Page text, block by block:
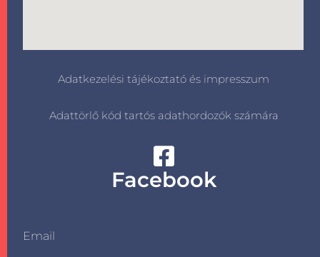
Adatkezelési tájékoztató és impresszum
Adattörlő kód tartós adathordozók számára
Facebook
Email